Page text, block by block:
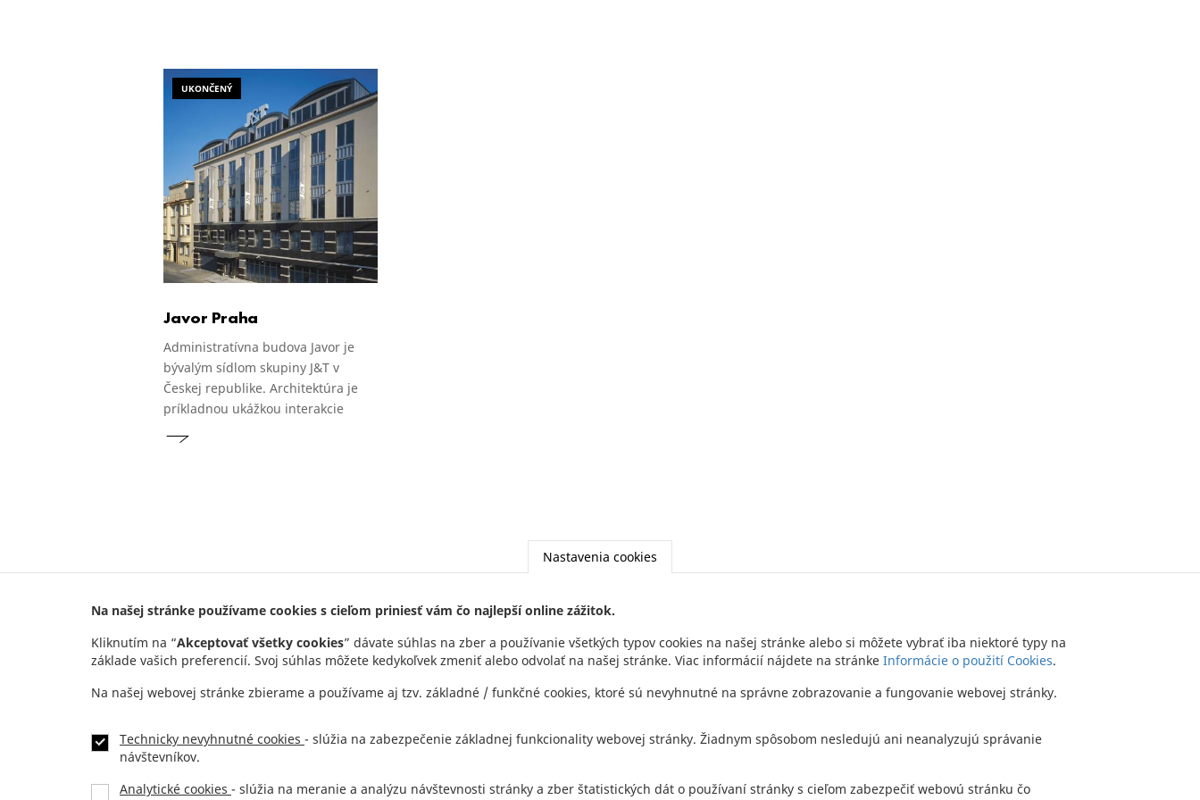
UKONČENÝ
Javor Praha
Administratívna budova Javor je
bývalým sídlom skupiny J&T v
Českej republike. Architektúra je
príkladnou ukážkou interakcie
JTRE a.s.,RIVER PARK,Dvořákovo nábrežie 10
Footer
Copyright (c) 2012 JTRE - All rights reserved
Nastavenia cookies
Na našej stránke používame cookies s cieľom priniesť vám čo najlepší online zážitok.
Kliknutím na “Akceptovať všetky cookies” dávate súhlas na zber a používanie všetkých typov cookies na našej stránke alebo si môžete vybrať iba niektoré typy na
základe vašich preferencií. Svoj súhlas môžete kedykoľvek zmeniť alebo odvolať na našej stránke. Viac informácií nájdete na stránke Informácie o použití Cookies.
Na našej webovej stránke zbierame a používame aj tzv. základné / funkčné cookies, ktoré sú nevyhnutné na správne zobrazovanie a fungovanie webovej stránky.
Technicky nevyhnutné cookies - slúžia na zabezpečenie základnej funkcionality webovej stránky. Žiadnym spôsobom nesledujú ani neanalyzujú správanie
návštevníkov.
Analytické cookies - slúžia na meranie a analýzu návštevnosti stránky a zber štatistických dát o používaní stránky s cieľom zabezpečiť webovú stránku čo